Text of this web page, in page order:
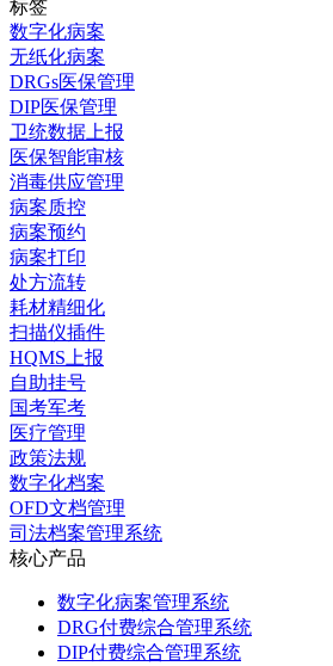
标签
数字化病案
无纸化病案
DRGs医保管理
DIP医保管理
卫统数据上报
医保智能审核
消毒供应管理
病案质控
病案预约
病案打印
处方流转
耗材精细化
扫描仪插件
HQMS上报
自助挂号
国考军考
医疗管理
政策法规
数字化档案
OFD文档管理
司法档案管理系统
核心产品
数字化病案管理系统
DRG付费综合管理系统
DIP付费综合管理系统